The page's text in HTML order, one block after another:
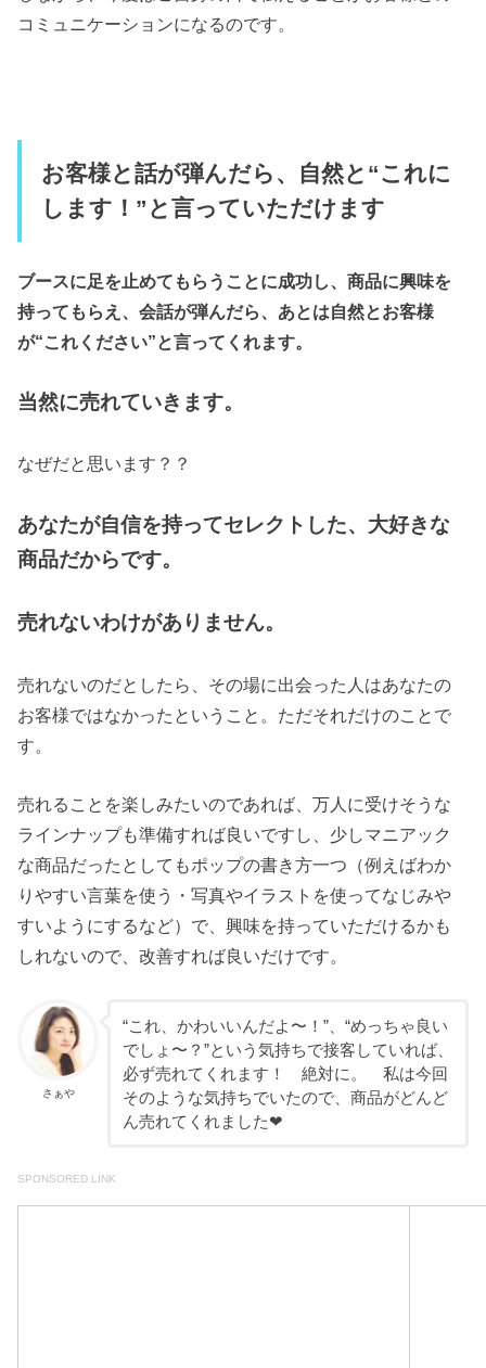
コミュニケーションになるのです。
お客様と話が弾んだら、自然と“これに
します！”と言っていただけます
ブースに足を止めてもらうことに成功し、商品に興味を
持ってもらえ、会話が弾んだら、あとは自然とお客様
が“これください”と言ってくれます。
当然に売れていきます。
なぜだと思います？？
あなたが自信を持ってセレクトした、大好きな
商品だからです。
売れないわけがありません。
売れないのだとしたら、その場に出会った人はあなたの
お客様ではなかったということ。ただそれだけのことで
す。
売れることを楽しみたいのであれば、万人に受けそうな
ラインナップも準備すれば良いですし、少しマニアック
な商品だったとしてもポップの書き方一つ（例えばわか
りやすい言葉を使う・写真やイラストを使ってなじみや
すいようにするなど）で、興味を持っていただけるかも
しれないので、改善すれば良いだけです。
さぁや
“これ、かわいいんだよ〜！”、“めっちゃ良い
でしょ〜？”という気持ちで接客していれば、
必ず売れてくれます！ 絶対に。 私は今回
そのような気持ちでいたので、商品がどんど
ん売れてくれました❤︎
SPONSORED LINK